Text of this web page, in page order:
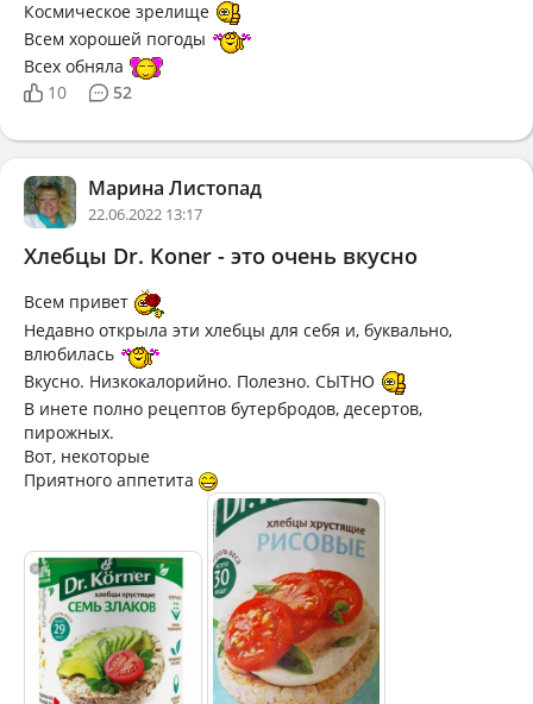
Космическое зрелище
Всем хорошей погоды
Всех обняла
10
52
Марина Листопад
22.06.2022 13:17
Хлебцы Dr. Koner - это очень вкусно
Всем привет
Недавно открыла эти хлебцы для себя и, буквально,
влюбилась
Вкусно. Низкокалорийно. Полезно. СЫТНО
В инете полно рецептов бутербродов, десертов,
пирожных.
Вот, некоторые
Приятного аппетита